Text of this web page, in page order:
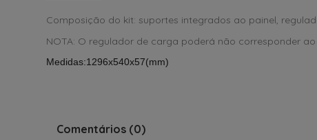
Composição do kit: suportes integrados ao painel,
NOTA: O regulador de carga poderá não corresponder
Medidas:1296x540x57(mm)
Comentários (0)